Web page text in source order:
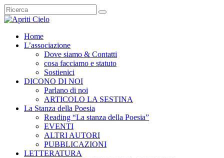
Home
L’associazione
Dove siamo & Contatti
cosa facciamo e statuto
Sostienici
DICONO DI NOI
Parlano di noi
ARTICOLO LA SESTINA
La Stanza della Poesia
Reading “La stanza della Poesia”
EVENTI
ALTRI AUTORI
PUBBLICAZIONI
LETTERATURA